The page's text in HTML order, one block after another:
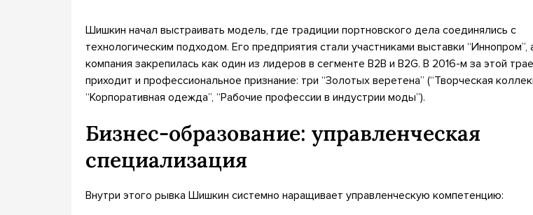
Шишкин начал выстраивать модель, где традиции портновского дела соединялись с
технологическим подходом. Его предприятия стали участниками выставки “Иннопром”,
компания закрепилась как один из лидеров в сегменте B2B и B2G. В 2016-м за этой
приходит и профессиональное признание: три “Золотых веретена” (“Творческая
“Корпоративная одежда”, “Рабочие профессии в индустрии моды”).
Бизнес-образование: управленческая
специализация
Внутри этого рывка Шишкин системно наращивает управленческую компетенцию: